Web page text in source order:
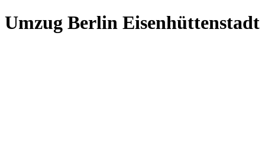
Umzug Berlin Eisenhüttenstadt